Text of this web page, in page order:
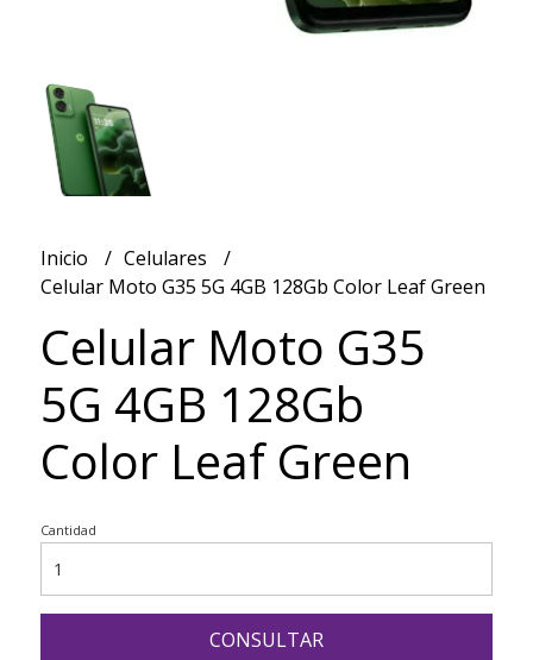
Inicio
Celulares
Celular Moto G35 5G 4GB 128Gb Color Leaf Green
Celular Moto G35
5G 4GB 128Gb
Color Leaf Green
Cantidad
CONSULTAR